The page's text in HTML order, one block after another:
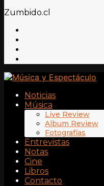
Zumbido.cl
Noticias
Música
Live Review
Album Review
Fotografías
Entrevistas
Notas
Cine
Libros
Contacto